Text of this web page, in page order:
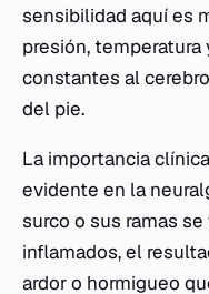
sensibilidad aquí es
presión,
constantes al
del pie.
La importancia
evidente en la
surco o sus ramas
inflamados, el
ardor o hormigueo